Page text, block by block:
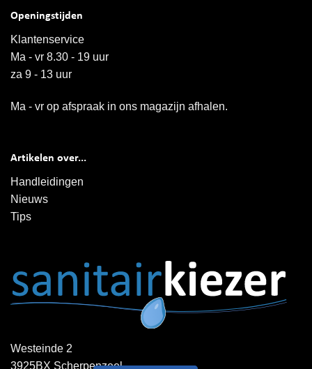
Openingstijden
Klantenservice
Ma - vr 8.30 - 19 uur
za 9 - 13 uur
Ma - vr op afspraak in ons magazijn afhalen.
Artikelen over...
Handleidingen
Nieuws
Tips
Westeinde 2
3925BX Scherpenzeel